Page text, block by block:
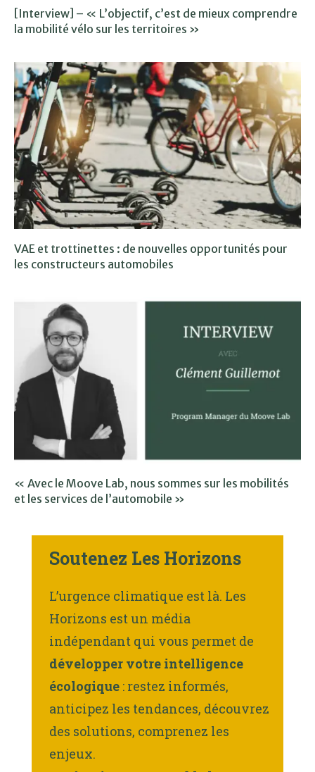
[Interview] – « L’objectif, c’est de mieux comprendre
la mobilité vélo sur les territoires »
VAE et trottinettes : de nouvelles opportunités pour
les constructeurs automobiles
« Avec le Moove Lab, nous sommes sur les mobilités
et les services de l’automobile »
Soutenez Les Horizons
L’urgence climatique est là. Les
Horizons est un média
indépendant qui vous permet de
développer votre intelligence
écologique : restez informés,
anticipez les tendances, découvrez
des solutions, comprenez les
enjeux.